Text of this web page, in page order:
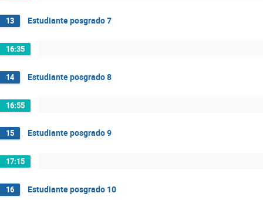
13 Estudiante posgrado 7
16:35
14 Estudiante posgrado 8
16:55
15 Estudiante posgrado 9
17:15
16 Estudiante posgrado 10